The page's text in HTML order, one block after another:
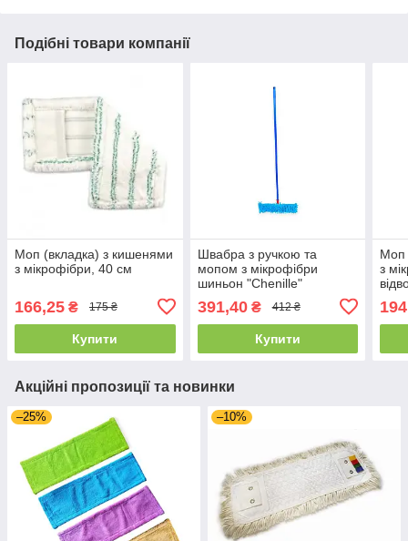
Подібні товари компанії
Моп (вкладка) з кишенями
з мікрофібри, 40 см
166,25 ₴ 175 ₴
Купити
Швабра з ручкою та
мопом з мікрофібри
шиньон "Chenille"
391,40₴ 412 ₴
Купити
Моп
з
Акційні пропозиції та новинки
–25% –10%